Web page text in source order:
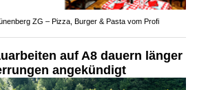
ZG – Pizza, Burger & Pasta vom Profi
auf A8 dauern länger
angekündigt